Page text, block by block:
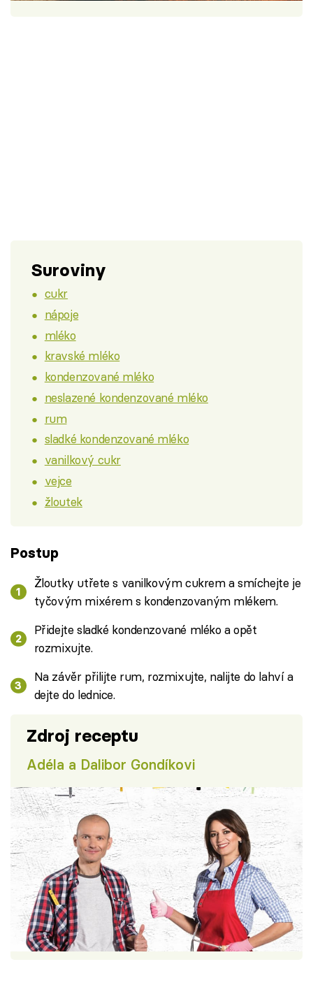
Suroviny
cukr
nápoje
mléko
kravské mléko
kondenzované mléko
neslazené kondenzované mléko
rum
sladké kondenzované mléko
vanilkový cukr
vejce
žloutek
Postup
Žloutky utřete s vanilkovým cukrem a smíchejte je
tyčovým mixérem s kondenzovaným mlékem.
Přidejte sladké kondenzované mléko a opět
rozmixujte.
Na závěr přilijte rum, rozmixujte, nalijte do lahví a
dejte do lednice.
Zdroj receptu
Adéla a Dalibor Gondíkovi